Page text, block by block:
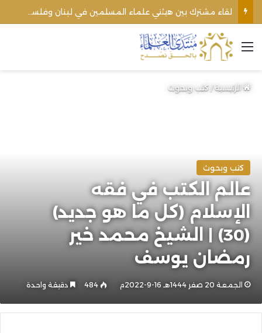
القائمة
الرئيسية/كتب وبحوث
كتب وبحوث
عالم الكتب في فقه
الإسلام (كل ما هو جديد)
(30) | الشيخ محمد خير
رمضان يوسف
الجمعة 20 صفر 1444هـ 16-9-2022م 484 دقيقة واحدة